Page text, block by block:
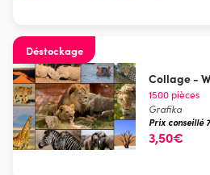
Déstockage
Collage -
1500 pièces
Grafika
Prix conseillé
3,50€